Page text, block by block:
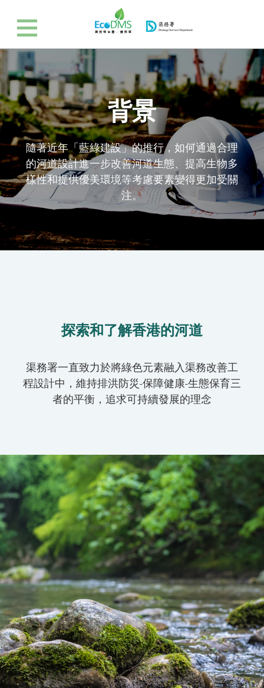
背景
隨著近年「藍綠建設」的推行，如何通過合理
的河道設計進一步改善河道生態、提高生物多
樣性和提供優美環境等考慮要素變得更加受關
注。
探索和了解香港的河道
渠務署一直致力於將綠色元素融入渠務改善工
程設計中，維持排洪防災-保障健康-生態保育三
者的平衡，追求可持續發展的理念